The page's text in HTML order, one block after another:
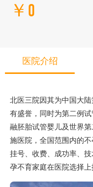
￥0
医院介绍
北医三院因其为中国大
有盛誉，同时为第二例
融胚胎试管婴儿及世界
施医院，全国范围内的
挂号、收费、成功率、
孕不育家庭在医院选择上